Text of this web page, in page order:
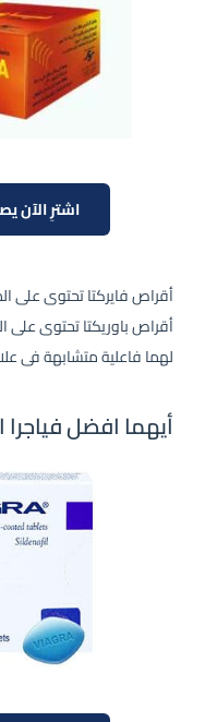
اشترِ الآن يصلك
أقراص فايركتا تحتوى على
أقراص باوريكتا تحتوى على
لهما فاعلية متشابهة فى
أيهما افضل فياجرا